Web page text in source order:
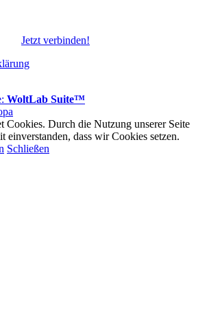
Jetzt verbinden!
WoltLab Suite™
Cookies. Durch die Nutzung unserer Seite
einverstanden, dass wir Cookies setzen.
Schließen